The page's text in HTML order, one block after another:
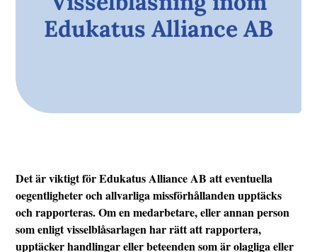
Edukatus Alliance AB
Det är viktigt för Edukatus Alliance AB att eventuella
oegentligheter och allvarliga missförhållanden upptäcks
och rapporteras. Om en medarbetare, eller annan person
som enligt visselblåsarlagen har rätt att rapportera,
upptäcker handlingar eller beteenden som är olagliga eller